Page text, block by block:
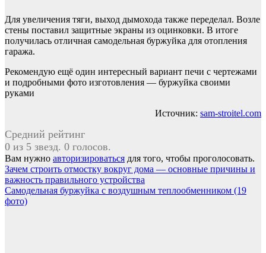
Для увеличения тяги, выход дымохода также переделал. Возле
стены поставил защитные экраны из оцинковки. В итоге
получилась отличная самодельная буржуйка для отопления
гаража.
Рекомендую ещё один интересный вариант печи с чертежами
и подробными фото изготовления — буржуйка своими
руками
Источник: sam-stroitel.com
Средний рейтинг
0 из 5 звезд. 0 голосов.
Вам нужно авторизироваться для того, чтобы проголосовать.
Навигация
по
записям
Зачем строить отмостку вокруг дома — основные причины и
важность правильного устройства
Самодельная буржуйка с воздушным теплообменником (19
фото)